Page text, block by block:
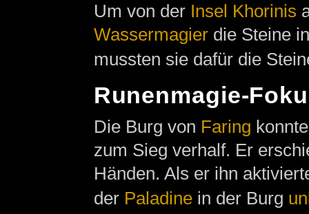
Um von der Insel Khorinis
Wassermagierdie Steine
mussten sie dafür die
Runenmagie-
Die Burg von Faring
zum Sieg verhalf. Er
Händen. Als er ihn
der Paladinein der Burg